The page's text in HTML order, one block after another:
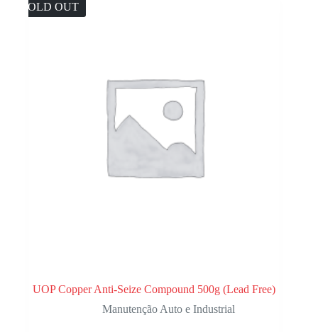
SOLD OUT
UOP Copper Anti-Seize Compound 500g (Lead Free)
Manutenção Auto e Industrial